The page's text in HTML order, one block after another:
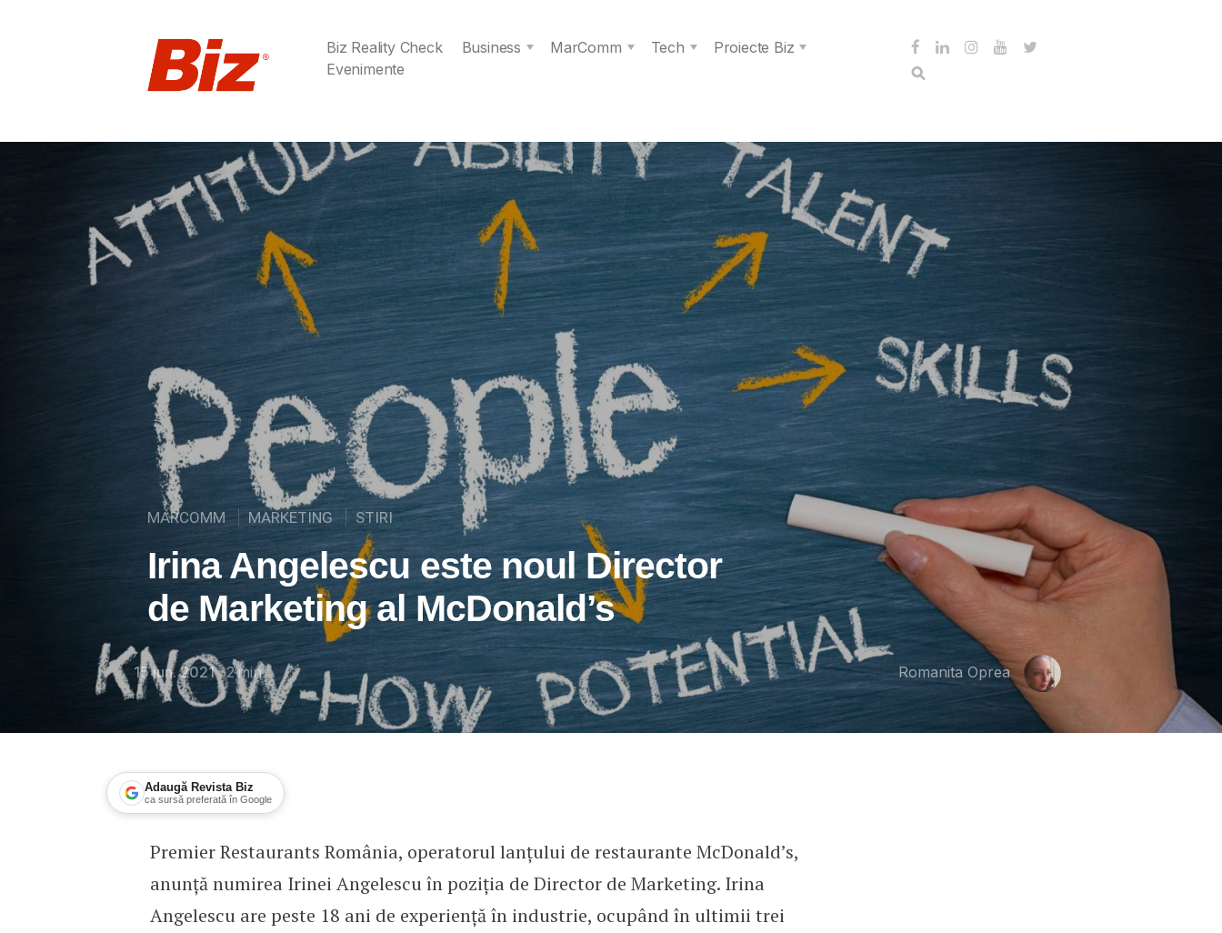
Biz Reality Check Business MarComm Tech
Proiecte Biz
Evenimente
MARCOMM MARKETING STIRI
Irina Angelescu este noul Director
de Marketing al McDonald’s
15 iun. 2021 2 min Romanita Oprea
Adaugă Revista Biz
ca sursă preferată în Google
Irina Angelescu este noul Director de Marketing al McDonald’s
Premier Restaurants România, operatorul lanțului de restaurante McDonald’s,
anunță numirea Irinei Angelescu în poziția de Director de Marketing. Irina
Angelescu are peste 18 ani de experiență în industrie, ocupând în ultimii trei